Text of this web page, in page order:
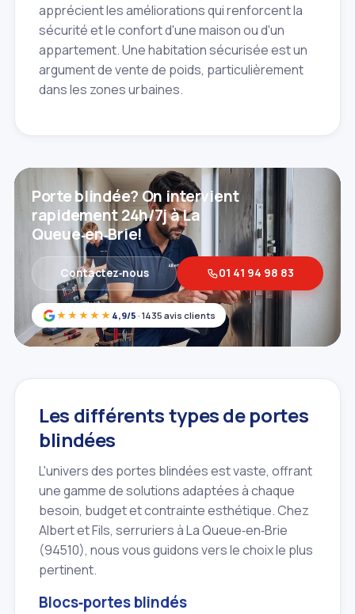
apprécient les améliorations qui renforcent la
sécurité et le confort d'une maison ou d'un
appartement. Une habitation sécurisée est un
argument de vente de poids, particulièrement
dans les zones urbaines.
★★★★★ 4,9/5 · 1435 avis clients
Porte blindée? On intervient
rapidement 24h/7j à La
Queue‑en‑Brie!
Contactez‑nous 01 41 94 98 83
Les différents types de portes
blindées
L'univers des portes blindées est vaste, offrant
une gamme de solutions adaptées à chaque
besoin, budget et contrainte esthétique. Chez
Albert et Fils, serruriers à La Queue‑en‑Brie
(94510), nous vous guidons vers le choix le plus
pertinent.
Blocs‑portes blindés